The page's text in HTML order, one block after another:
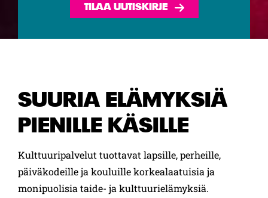
TILAA UUTISKIRJE
SUURIA ELÄMYKSIÄ
PIENILLE KÄSILLE
Kulttuuripalvelut tuottavat lapsille, perheille,
päiväkodeille ja kouluille korkealaatuisia ja
monipuolisia taide- ja kulttuurielämyksiä.